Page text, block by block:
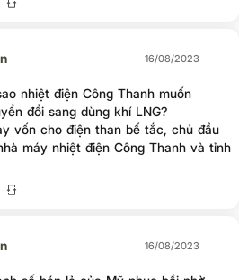
16/08/2023
nhiệt điện Công Thanh muốn
đổi sang dùng khí LNG?
vốn cho điện than bế tắc, chủ đầu
máy nhiệt điện Công Thanh và tỉnh
chạy khí LNG.
16/08/2023